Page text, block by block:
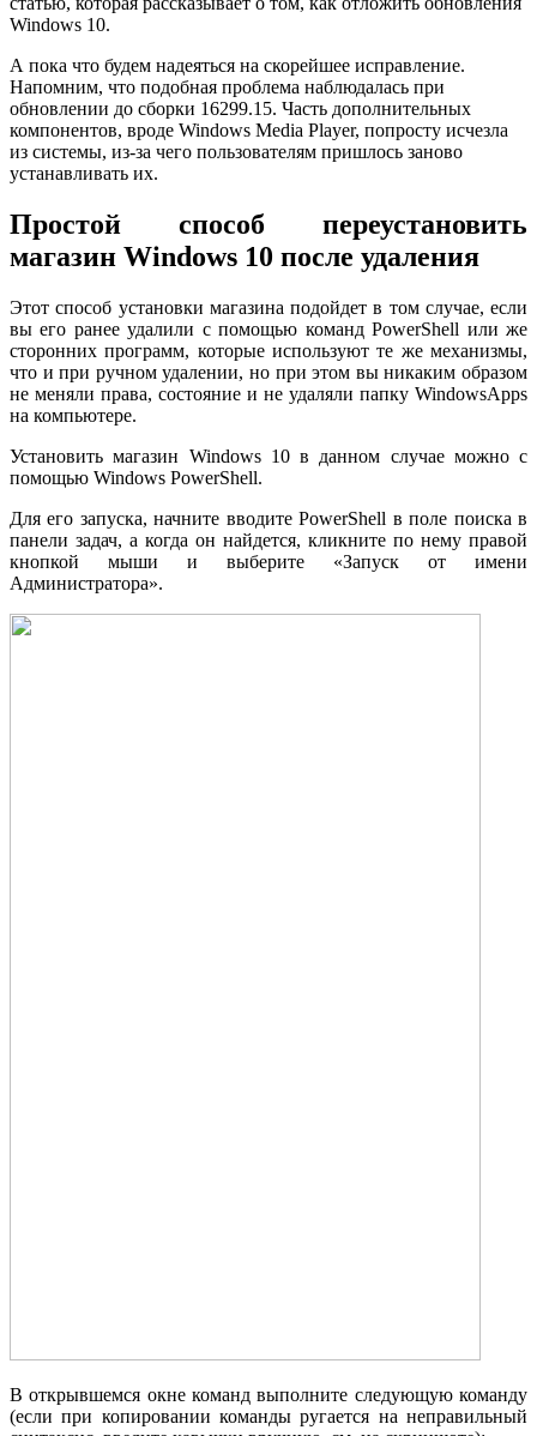
Windows 10.
А пока что будем надеяться на скорейшее исправление.
Напомним, что подобная проблема наблюдалась при
обновлении до сборки 16299.15. Часть дополнительных
компонентов, вроде Windows Media Player, попросту исчезла
из системы, из-за чего пользователям пришлось заново
устанавливать их.
Простой способ переустановить
магазин Windows 10 после удаления
Этот способ установки магазина подойдет в том случае, если
вы его ранее удалили с помощью команд PowerShell или же
сторонних программ, которые используют те же механизмы,
что и при ручном удалении, но при этом вы никаким образом
не меняли права, состояние и не удаляли папку WindowsApps
на компьютере.
Установить магазин Windows 10 в данном случае можно с
помощью Windows PowerShell.
Для его запуска, начните вводите PowerShell в поле поиска в
панели задач, а когда он найдется, кликните по нему правой
кнопкой мыши и выберите «Запуск от имени
Администратора».
В открывшемся окне команд выполните следующую команду
(если при копировании команды ругается на неправильный